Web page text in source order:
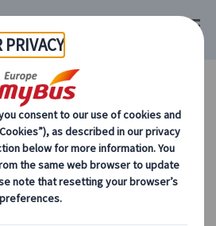
ンス (67) パリ (67)